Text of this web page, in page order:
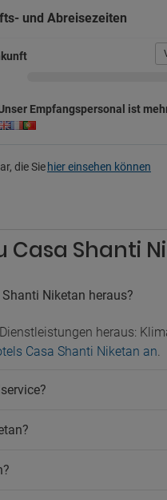
Rezeption
Personal
zum Flughafen
und Abreisezeiten
Empfangspersonal ist
die Sie hier einsehen können
Casa Shanti
Niketan heraus?
heraus:
Casa Shanti Niketan an.